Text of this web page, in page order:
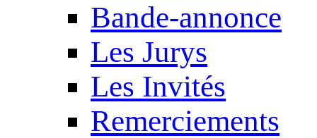
Bande-annonce
Les Jurys
Les Invités
Remerciements